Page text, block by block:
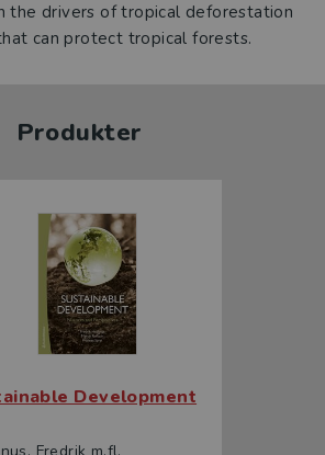
the drivers of tropical deforestation
can protect tropical forests.
Produkter
Development